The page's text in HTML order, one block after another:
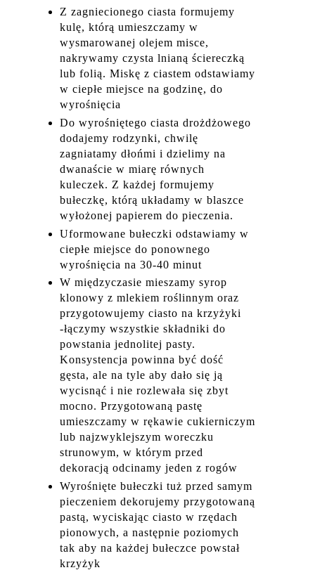
Z zagniecionego ciasta formujemy
kulę, którą umieszczamy w
wysmarowanej olejem misce,
nakrywamy czysta lnianą ściereczką
lub folią. Miskę z ciastem odstawiamy
w ciepłe miejsce na godzinę, do
wyrośnięcia
Do wyrośniętego ciasta drożdżowego
dodajemy rodzynki, chwilę
zagniatamy dłońmi i dzielimy na
dwanaście w miarę równych
kuleczek. Z każdej formujemy
bułeczkę, którą układamy w blaszce
wyłożonej papierem do pieczenia.
Uformowane bułeczki odstawiamy w
ciepłe miejsce do ponownego
wyrośnięcia na 30-40 minut
W międzyczasie mieszamy syrop
klonowy z mlekiem roślinnym oraz
przygotowujemy ciasto na krzyżyki
-łączymy wszystkie składniki do
powstania jednolitej pasty.
Konsystencja powinna być dość
gęsta, ale na tyle aby dało się ją
wycisnąć i nie rozlewała się zbyt
mocno. Przygotowaną pastę
umieszczamy w rękawie cukierniczym
lub najzwyklejszym woreczku
strunowym, w którym przed
dekoracją odcinamy jeden z rogów
Wyrośnięte bułeczki tuż przed samym
pieczeniem dekorujemy przygotowaną
pastą, wyciskając ciasto w rzędach
pionowych, a następnie poziomych
tak aby na każdej bułeczce powstał
krzyżyk